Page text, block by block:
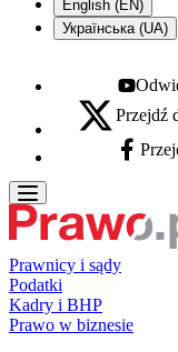
English (EN)
Українська (UA)
Youtube -
X - otwiera się w
Przejdź
Facebook
Prawnicy i sądy
Podatki
Kadry i BHP
Prawo w biznesie